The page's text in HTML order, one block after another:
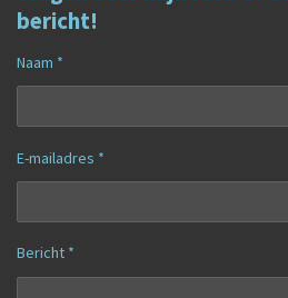
bericht!
Naam *
E-mailadres *
Bericht *